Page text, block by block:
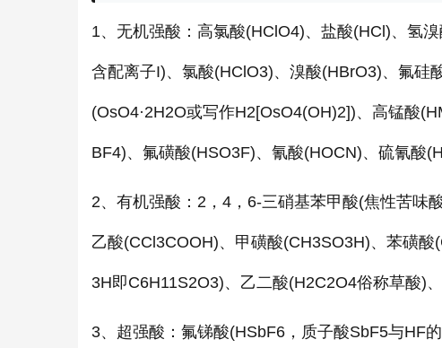
1、无机强酸：高氯酸(HClO4)、盐酸(HCl)、氢
含配离子I)、氯酸(HClO3)、溴酸(HBrO3)、氟硅
(OsO4·2H2O或写作H2[OsO4(OH)2])、高锰酸
BF4)、氟磺酸(HSO3F)、氰酸(HOCN)、硫氰酸
2、有机强酸：2，4，6-三硝基苯甲酸(焦性苦味
乙酸(CCl3COOH)、甲磺酸(CH3SO3H)、苯磺
3H即C6H11S2O3)、乙二酸(H2C2O4俗称草酸)
3、超强酸：氟锑酸(HSbF6，质子酸SbF5与HF